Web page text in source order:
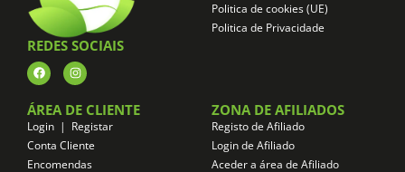
REDES SOCIAIS
Politica de cookies (UE)
Politica de Privacidade
ÁREA DE CLIENTE
Login | Registar
Conta Cliente
Encomendas
ZONA DE AFILIADOS
Registo de Afiliado
Login de Afiliado
Aceder a área de Afiliado